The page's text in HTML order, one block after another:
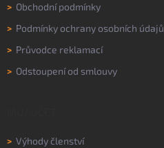
> Obchodní podmínky
> Podmínky ochrany osobních údajů
> Průvodce reklamací
> Odstoupení od smlouvy
> Výhody členství